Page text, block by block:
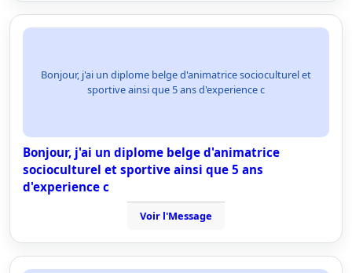
Bonjour, j'ai un diplome belge d'animatrice socioculturel et
sportive ainsi que 5 ans d'experience c
Bonjour, j'ai un diplome belge d'animatrice
socioculturel et sportive ainsi que 5 ans
d'experience c
Voir l'Message